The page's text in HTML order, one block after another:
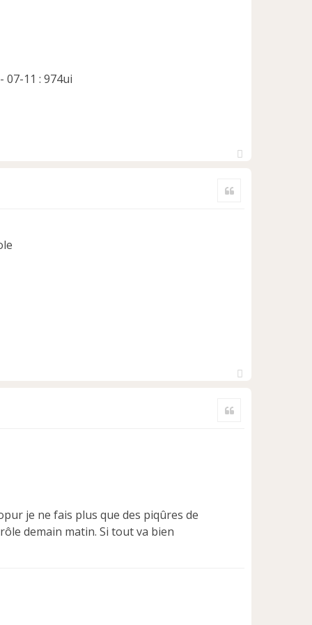
07-11 : 974ui
je ne fais plus que des piqûres de
demain matin. Si tout va bien